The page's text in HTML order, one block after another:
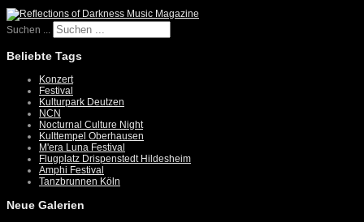
Suchen ...
Beliebte Tags
Konzert
Festival
Kulturpark Deutzen
NCN
Nocturnal Culture Night
Kulttempel Oberhausen
M'era Luna Festival
Flugplatz Drispenstedt Hildesheim
Amphi Festival
Tanzbrunnen Köln
Neue Galerien